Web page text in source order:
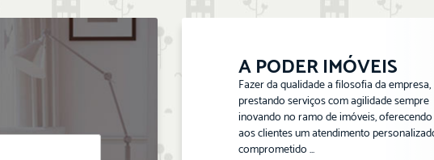
ENVIAR
A PODER IMÓVEIS
Fazer da qualidade a filosofia da empresa,
prestando serviços com agilidade sempre
inovando no ramo de imóveis, oferecendo
aos clientes um atendimento
comprometido ...